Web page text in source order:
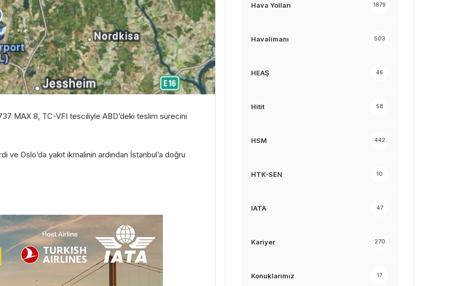
MAX 8, TC-VFI tesciliyle ABD’deki teslim sürecini
Oslo’da yakıt ikmalinin ardından İstanbul’a doğru
Hava Yolları 1879
Havalimanı 503
HEAŞ 46
Hitit 58
HSM 442
HTK-SEN 10
IATA 47
Kariyer 270
Konuklarımız 17